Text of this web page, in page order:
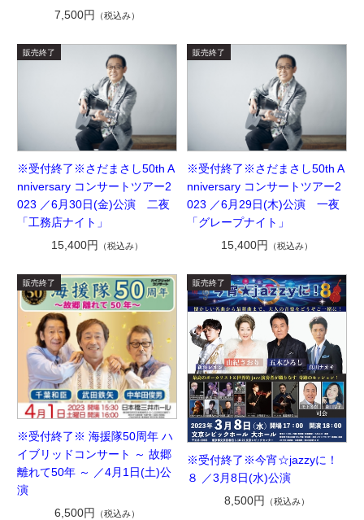
7,500円
（税込み）
※受付終了※さだまさし50th A
nniversary コンサートツアー2
023 ／6月30日(金)公演 二夜
「工務店ナイト」
15,400円
（税込み）
※受付終了※さだまさし50th A
nniversary コンサートツアー2
023 ／6月29日(木)公演 一夜
「グレープナイト」
15,400円
（税込み）
※受付終了※ 海援隊50周年 ハ
イブリッドコンサート ～ 故郷
離れて50年 ～ ／4月1日(土)公
演
6,500円
（税込み）
※受付終了※今宵☆jazzyに！
８ ／3月8日(水)公演
8,500円
（税込み）